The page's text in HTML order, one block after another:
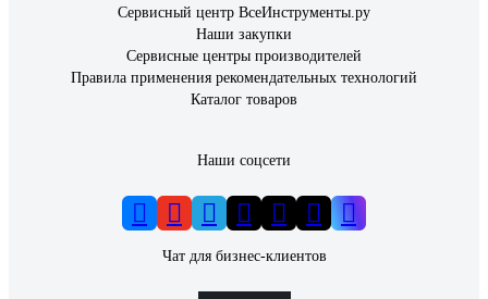
Сервисный центр ВсеИнструменты.ру
Наши закупки
Сервисные центры производителей
Правила применения рекомендательных технологий
Каталог товаров
Наши соцсети
Чат для бизнес-клиентов